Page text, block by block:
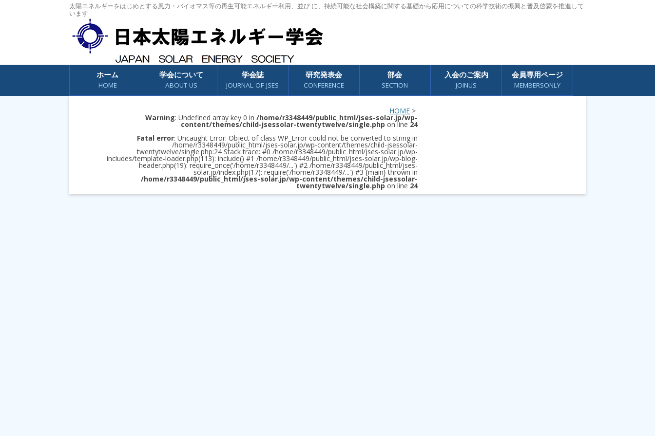
太陽エネルギーをはじめとする風力・バイオマス等の再生可能エネルギー利用、並び に、持続可能な社会構築に関する基礎から応用についての科学技術の振興と普及啓蒙を推進して
います
コンテンツへスキップ
ホーム
HOME
学会について
ABOUT US
学会誌
JOURNAL OF JSES
研究発表会
CONFERENCE
部会
SECTION
入会のご案内
JOINUS
会員専用ページ
MEMBERSONLY
HOME >
Warning: Undefined array key 0 in /home/r3348449/public_html/jses-solar.jp/wp-
content/themes/child-jsessolar-twentytwelve/single.php on line 24
Fatal error: Uncaught Error: Object of class WP_Error could not be converted to string in
/home/r3348449/public_html/jses-solar.jp/wp-content/themes/child-jsessolar-
twentytwelve/single.php:24 Stack trace: #0 /home/r3348449/public_html/jses-solar.jp/wp-
includes/template-loader.php(113): include() #1 /home/r3348449/public_html/jses-solar.jp/wp-blog-
header.php(19): require_once('/home/r3348449/...') #2 /home/r3348449/public_html/jses-
solar.jp/index.php(17): require('/home/r3348449/...') #3 {main} thrown in
/home/r3348449/public_html/jses-solar.jp/wp-content/themes/child-jsessolar-
twentytwelve/single.php on line 24